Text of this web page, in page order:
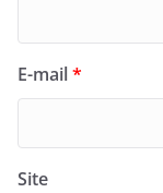
E-mail*
Site